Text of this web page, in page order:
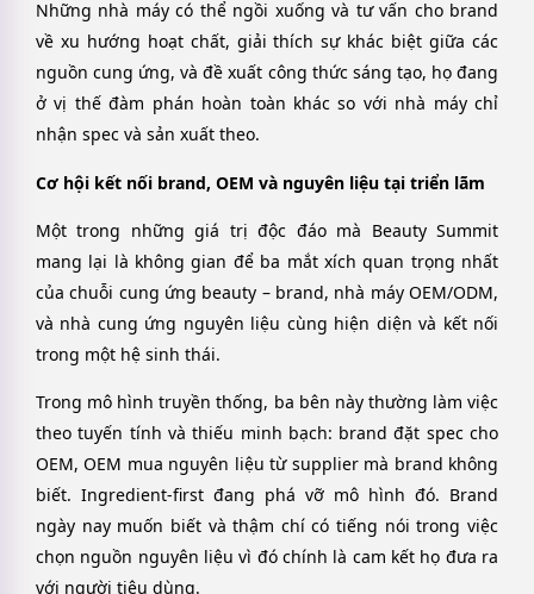
Những nhà máy có thể ngồi xuống và tư vấn cho brand
về xu hướng hoạt chất, giải thích sự khác biệt giữa các
nguồn cung ứng, và đề xuất công thức sáng tạo, họ đang
ở vị thế đàm phán hoàn toàn khác so với nhà máy chỉ
nhận spec và sản xuất theo.
Cơ hội kết nối brand, OEM và nguyên liệu tại triển lãm
Một trong những giá trị độc đáo mà Beauty Summit
mang lại là không gian để ba mắt xích quan trọng nhất
của chuỗi cung ứng beauty – brand, nhà máy OEM/ODM,
và nhà cung ứng nguyên liệu cùng hiện diện và kết nối
trong một hệ sinh thái.
Trong mô hình truyền thống, ba bên này thường làm việc
theo tuyến tính và thiếu minh bạch: brand đặt spec cho
OEM, OEM mua nguyên liệu từ supplier mà brand không
biết. Ingredient-first đang phá vỡ mô hình đó. Brand
ngày nay muốn biết và thậm chí có tiếng nói trong việc
chọn nguồn nguyên liệu vì đó chính là cam kết họ đưa ra
với người tiêu dùng.